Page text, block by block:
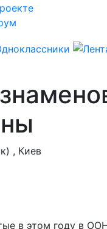
, Киев
в этом году в